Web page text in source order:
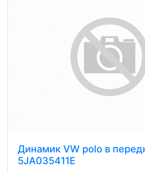
Динамик VW polo в
5JA035411E